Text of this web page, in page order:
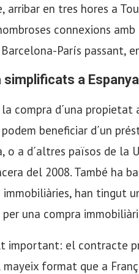
arribar en tres hores a
connexions
París
a Espanya
la compra d´una
beneficiar d´un
o a d´altres països de la
del 2008. També ha
han tingut
una compra
el contracte
format que a